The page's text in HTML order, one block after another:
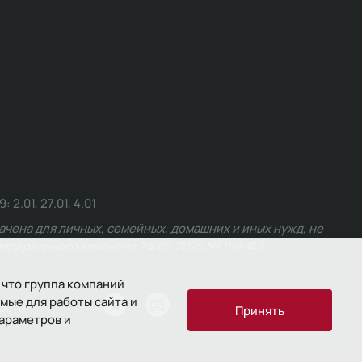
группа компаний
для работы сайта и
и
Принять
27.01, 4.01
для личных, семейных, домашних и иных нужд, не